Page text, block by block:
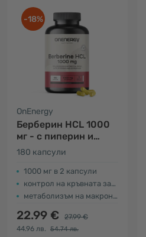
-18%
OnEnergy
Берберин HCL 1000
мг - с пиперин и
хром
180 капсули
1000 мг в 2 капсули
контрол на кръвната захар
метаболизъм на макронутриентите
22.99 €
27.99 €
44.96 лв.
54.74 лв.